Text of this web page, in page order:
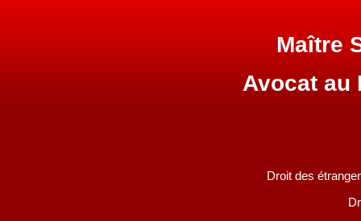
Maître
Avocat au
Droit des